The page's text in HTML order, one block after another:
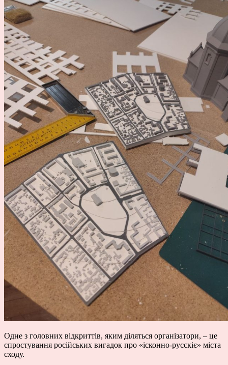
Одне з головних відкриттів, яким діляться організатори, – це
спростування російських вигадок про «ісконно-русскіє» міста
сходу.